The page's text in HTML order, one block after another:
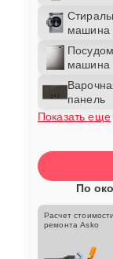
машина
машина
панель
Показать еще
По
Расчет стоимости
ремонта Asko